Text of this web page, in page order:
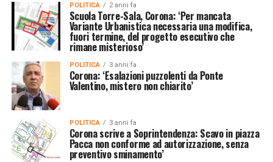
POLITICA 2 anni fa
Scuola Torre-Sala, Corona: ‘Per mancata
Variante Urbanistica necessaria una modifica,
fuori termine, del progetto esecutivo che
rimane misterioso’
POLITICA 3 anni fa
Corona: ‘Esalazioni puzzolenti da Ponte
Valentino, mistero non chiarito’
POLITICA 3 anni fa
Corona scrive a Soprintendenza: Scavo in piazza
Pacca non conforme ad autorizzazione, senza
preventivo sminamento’